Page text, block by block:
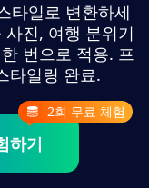
타일로 변환하세
진, 여행 분위기
번으로 적용. 프
타일링 완료.
하기
2회 무료 체험